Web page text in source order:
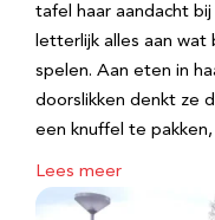
tafel haar aandacht
letterlijk alles aan wat
spelen. Aan eten in
doorslikken denkt ze
een knuffel te
Lees meer